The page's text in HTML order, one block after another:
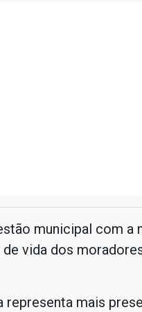
municipal com a
vida dos
representa mais